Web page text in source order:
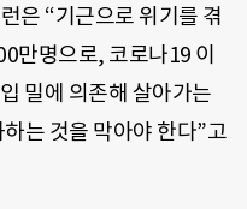
은 “기근으로 위기를 겪
만명으로, 코로나19 이
밀에 의존해 살아가는
는 것을 막아야 한다”고